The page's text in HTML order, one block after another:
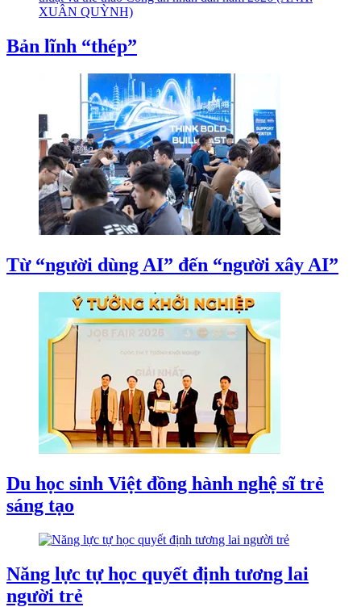
Bản lĩnh “thép”
Từ “người dùng AI” đến “người xây AI”
Du học sinh Việt đồng hành nghệ sĩ trẻ
sáng tạo
Năng lực tự học quyết định tương lai
người trẻ